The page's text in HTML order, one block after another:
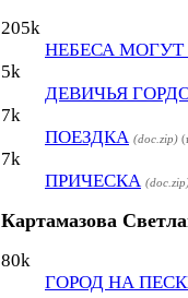
205k
НЕБЕСА
5k
ДЕВИЧЬЯ
7k
ПОЕЗДКА (doc.zip)
7k
ПРИЧЕСКА
Картамазова
80k
ГОРОД НА